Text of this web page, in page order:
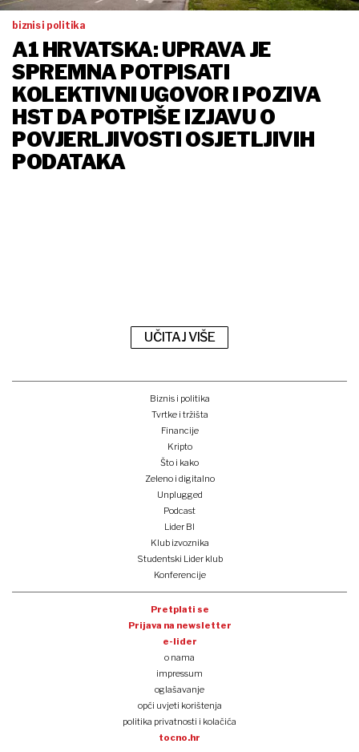
biznis i politika
A1 HRVATSKA: UPRAVA JE
SPREMNA POTPISATI
KOLEKTIVNI UGOVOR I POZIVA
HST DA POTPIŠE IZJAVU O
POVJERLJIVOSTI OSJETLJIVIH
PODATAKA
UČITAJ VIŠE
Biznis i politika
Tvrtke i tržišta
Financije
Kripto
Što i kako
Zeleno i digitalno
Unplugged
Podcast
Lider BI
Klub izvoznika
Studentski Lider klub
Konferencije
Pretplati se
Prijava na newsletter
e-lider
o nama
impressum
oglašavanje
opći uvjeti korištenja
politika privatnosti i kolačića
tocno.hr